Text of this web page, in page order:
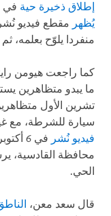
إطلاق ذخيرة حية في
يُظهر
منفردا يلوّح بعلمه،
كما راجعت هيومن
تشرين الأول
سيارة للشرطة، مع
فيديو نُشر
في 6
محافظة القادسية،
الحي.
قال سعد معن،